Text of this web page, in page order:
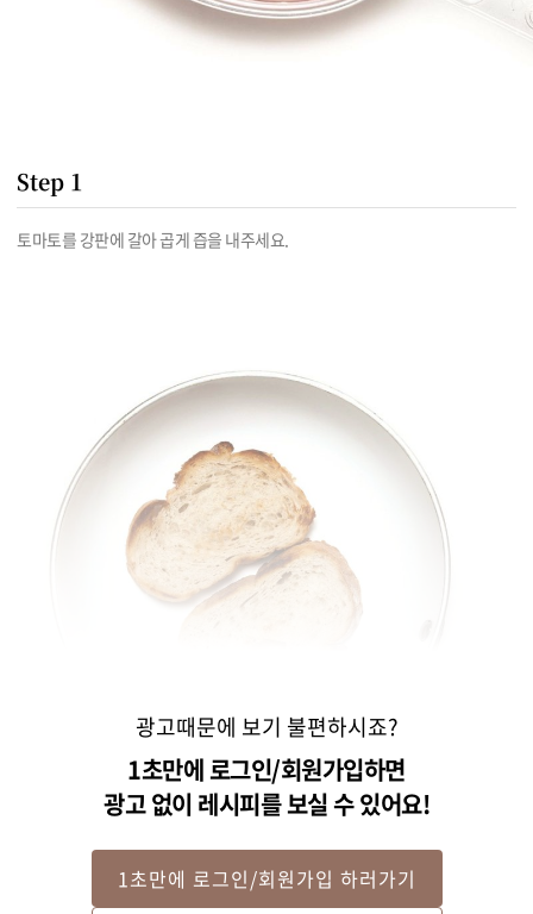
Step 1
토마토를 강판에 갈아 곱게 즙을 내주세요.
광고때문에 보기 불편하시죠?
1초만에 로그인/회원가입하면
광고 없이 레시피를 보실 수 있어요!
1초만에 로그인/회원가입 하러가기